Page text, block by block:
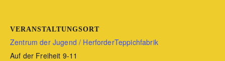
VERANSTALTUNGSORT
Zentrum der Jugend / HerforderTeppichfabrik
Auf der Freiheit 9-11